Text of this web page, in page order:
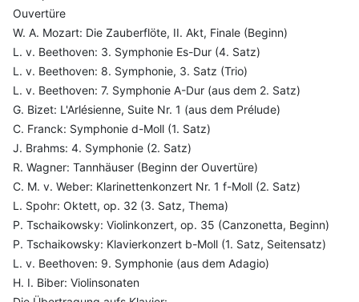
Ouvertüre
W. A. Mozart: Die Zauberflöte, II. Akt, Finale (Beginn)
L. v. Beethoven: 3. Symphonie Es-Dur (4. Satz)
L. v. Beethoven: 8. Symphonie, 3. Satz (Trio)
L. v. Beethoven: 7. Symphonie A-Dur (aus dem 2. Satz)
G. Bizet: L'Arlésienne, Suite Nr. 1 (aus dem Prélude)
C. Franck: Symphonie d-Moll (1. Satz)
J. Brahms: 4. Symphonie (2. Satz)
R. Wagner: Tannhäuser (Beginn der Ouvertüre)
C. M. v. Weber: Klarinettenkonzert Nr. 1 f-Moll (2. Satz)
L. Spohr: Oktett, op. 32 (3. Satz, Thema)
P. Tschaikowsky: Violinkonzert, op. 35 (Canzonetta, Beginn)
P. Tschaikowsky: Klavierkonzert b-Moll (1. Satz, Seitensatz)
L. v. Beethoven: 9. Symphonie (aus dem Adagio)
H. I. Biber: Violinsonaten